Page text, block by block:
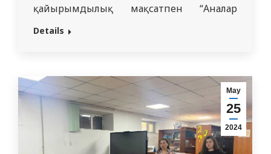
қайырымдылық мақсатпен “Аналар
үйіне” барды, оның ресми ашылуы 2019
қолдаусыз қалған әйелдер үшін 24/7
жұмыс істейді. Ашылу барысында
орталыққа 170-ке жуық әйелдер мен
балалар жүгінді.…
Details
Мау
25
2024